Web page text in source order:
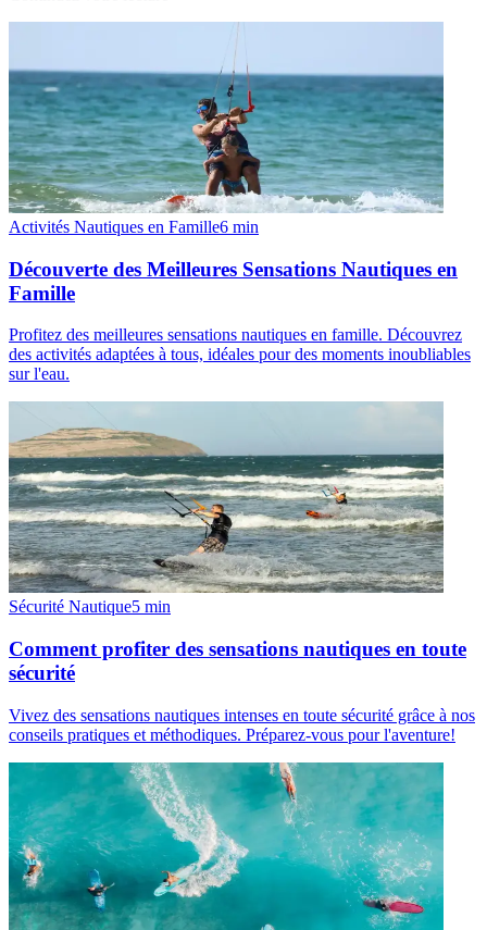
Activités Nautiques en Famille6 min
Découverte des Meilleures Sensations Nautiques en
Famille
Profitez des meilleures sensations nautiques en famille. Découvrez
des activités adaptées à tous, idéales pour des moments inoubliables
sur l'eau.
Sécurité Nautique5 min
Comment profiter des sensations nautiques en toute
sécurité
Vivez des sensations nautiques intenses en toute sécurité grâce à nos
conseils pratiques et méthodiques. Préparez-vous pour l'aventure!